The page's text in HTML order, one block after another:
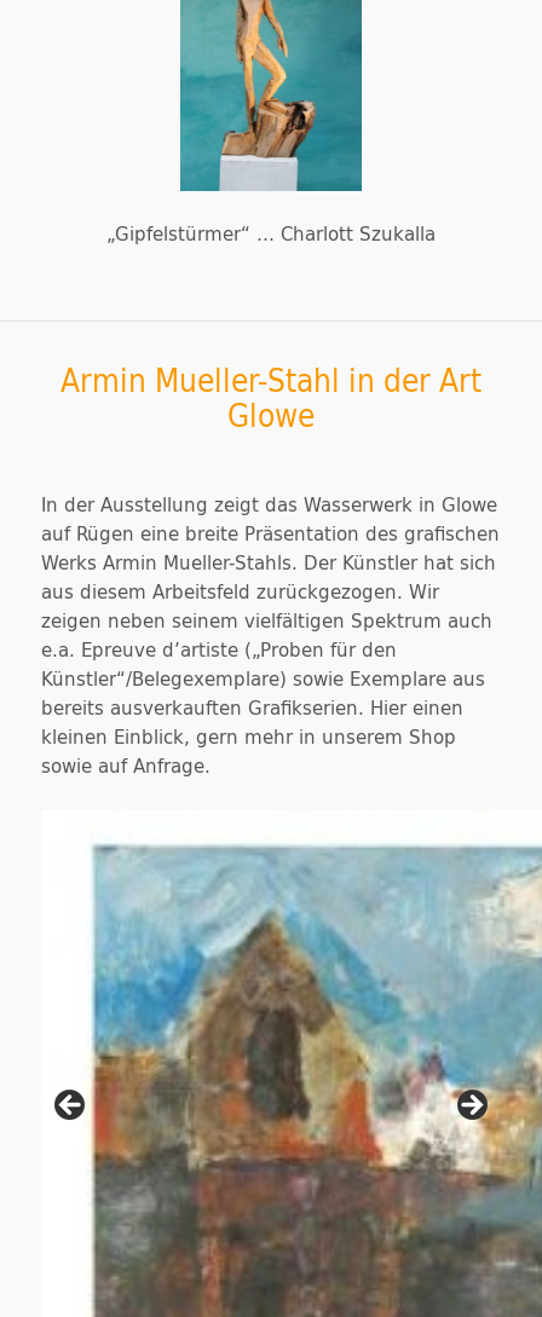
„Gipfelstürmer“ … Charlott Szukalla
Armin Mueller-Stahl in der Art
Glowe
In der Ausstellung zeigt das Wasserwerk in Glowe
auf Rügen eine breite Präsentation des grafischen
Werks Armin Mueller-Stahls. Der Künstler hat sich
aus diesem Arbeitsfeld zurückgezogen. Wir
zeigen neben seinem vielfältigen Spektrum auch
e.a. Epreuve d’artiste („Proben für den
Künstler“/Belegexemplare) sowie Exemplare aus
bereits ausverkauften Grafikserien. Hier einen
kleinen Einblick, gern mehr in unserem Shop
sowie auf Anfrage.